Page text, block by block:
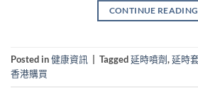
CONTINUE READING
Posted in健康資訊 Tagged延時噴劑,延時套
香港購買